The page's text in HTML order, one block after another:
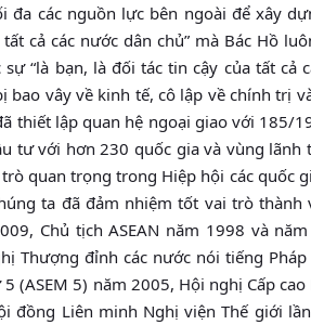
đa các nguồn lực bên ngoài để xây
cả các nước dân chủ” mà Bác Hồ
“là bạn, là đối tác tin cậy của tất
bao vây về kinh tế, cô lập về chính trị
thiết lập quan hệ ngoại giao với 185/
tư với hơn 230 quốc gia và vùng
quan trọng trong Hiệp hội các quốc
ta đã đảm nhiệm tốt vai trò
Chủ tịch ASEAN năm 1998 và
Thượng đỉnh các nước nói tiếng
(ASEM 5) năm 2005, Hội nghị Cấp
đồng Liên minh Nghị viện Thế giới